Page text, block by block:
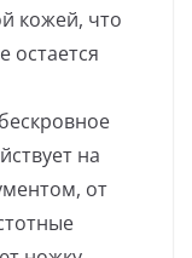
кожей, что
остается
на
от